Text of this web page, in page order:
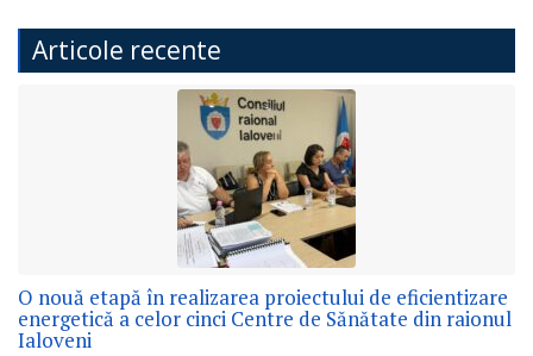
Articole recente
O nouă etapă în realizarea proiectului de eficientizare
energetică a celor cinci Centre de Sănătate din raionul
Ialoveni